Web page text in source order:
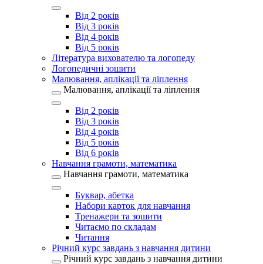
Від 2 років
Від 3 років
Від 4 років
Від 5 років
Література вихователю та логопеду
Логопедичні зошити
Малювання, аплікації та ліплення
Малювання, аплікації та ліплення
Від 2 років
Від 3 років
Від 4 років
Від 5 років
Від 6 років
Навчання грамоти, математика
Навчання грамоти, математика
Буквар, абетка
Набори карток для навчання
Тренажери та зошити
Читаємо по складам
Читання
Річний курс завдань з навчання дитини
Річний курс завдань з навчання дитини